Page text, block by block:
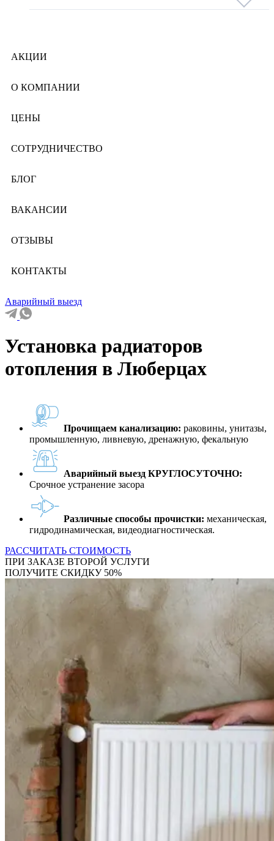
АКЦИИ
О КОМПАНИИ
ЦЕНЫ
СОТРУДНИЧЕСТВО
БЛОГ
ВАКАНСИИ
ОТЗЫВЫ
КОНТАКТЫ
Аварийный выезд
Установка радиаторов
отопления в Люберцах
Прочищаем канализацию: раковины, унитазы,
промышленную, ливневую, дренажную, фекальную
Аварийный выезд КРУГЛОСУТОЧНО:
Срочное устранение засора
Различные способы прочистки: механическая,
гидродинамическая, видеодиагностическая.
РАССЧИТАТЬ СТОИМОСТЬ
ПРИ ЗАКАЗЕ ВТОРОЙ УСЛУГИ
ПОЛУЧИТЕ СКИДКУ 50%